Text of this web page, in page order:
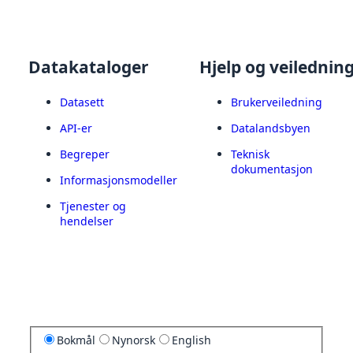
Datakataloger
Datasett
API-er
Begreper
Informasjonsmodeller
Tjenester og
hendelser
Hjelp og
Brukerveiledning
Datalandsbyen
Teknisk
dokumentasjon
Bokmål Nynorsk English